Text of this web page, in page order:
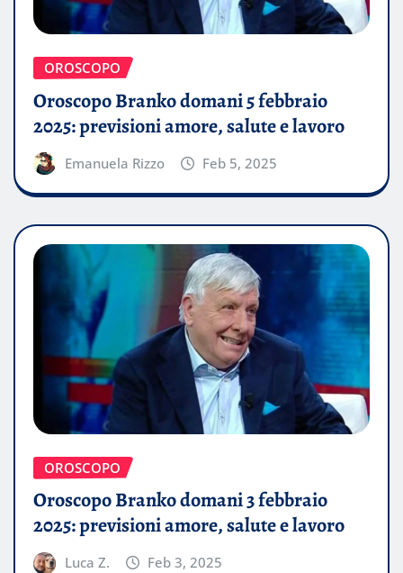
OROSCOPO
Oroscopo Branko domani 5 febbraio
2025: previsioni amore, salute e lavoro
Emanuela Rizzo Feb 5, 2025
OROSCOPO
Oroscopo Branko domani 3 febbraio
2025: previsioni amore, salute e lavoro
Luca Z. Feb 3, 2025